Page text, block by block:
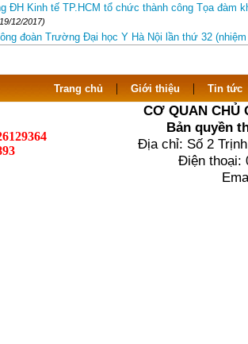
ĐH Kinh tế TP.HCM tổ chức thành công Tọa đàm
12/2017)
đoàn Trường Đại học Y Hà Nội lần thứ 32
Trang chủ | Giới thiệu | Tin tức
CƠ QUAN CHỦ
Bản quyền
Địa chỉ: Số 2
Điện